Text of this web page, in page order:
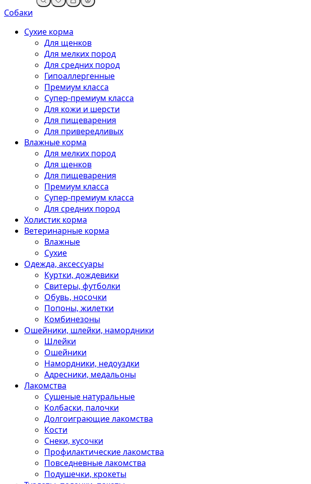
Собаки
Сухие корма
Для щенков
Для мелких пород
Для средних пород
Гипоаллергенные
Премиум класса
Супер-премиум класса
Для кожи и шерсти
Для пищеварения
Для привередливых
Влажные корма
Для мелких пород
Для щенков
Для пищеварения
Премиум класса
Супер-премиум класса
Для средних пород
Холистик корма
Ветеринарные корма
Влажные
Сухие
Одежда, аксессуары
Куртки, дождевики
Свитеры, футболки
Обувь, носочки
Попоны, жилетки
Комбинезоны
Ошейники, шлейки, намордники
Шлейки
Ошейники
Намордники, недоуздки
Адресники, медальоны
Лакомства
Сушеные натуральные
Колбаски, палочки
Долгоиграющие лакомства
Кости
Снеки, кусочки
Профилактические лакомства
Повседневные лакомства
Подушечки, крокеты